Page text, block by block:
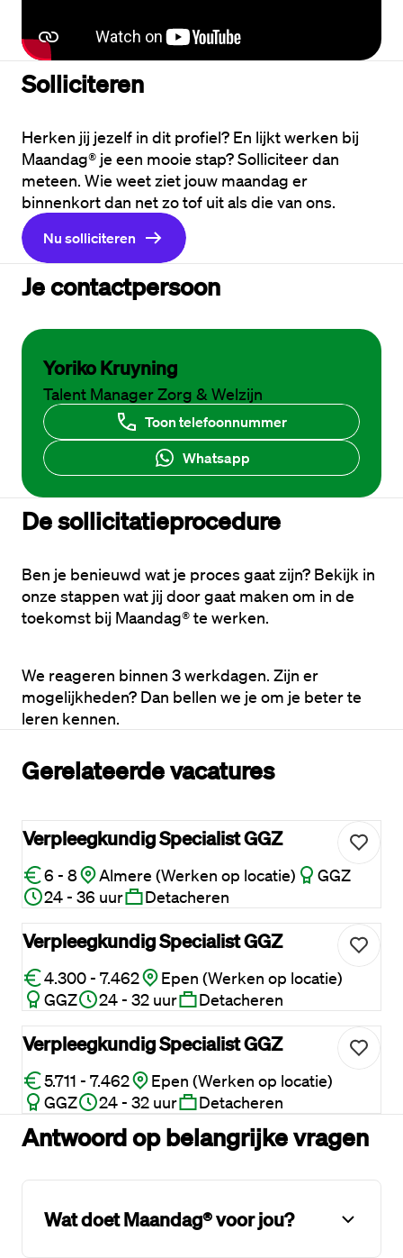
Solliciteren
Herken jij jezelf in dit profiel? En lijkt werken bij
Maandag® je een mooie stap? Solliciteer dan
meteen. Wie weet ziet jouw maandag er
binnenkort dan net zo tof uit als die van ons.
Nu solliciteren
Je contactpersoon
Yoriko Kruyning
Talent Manager Zorg & Welzijn
Toon telefoonnummer
Whatsapp
De sollicitatieprocedure
Ben je benieuwd wat je proces gaat zijn? Bekijk in
onze stappen wat jij door gaat maken om in de
toekomst bij Maandag® te werken.
We reageren binnen 3 werkdagen. Zijn er
mogelijkheden? Dan bellen we je om je beter te
leren kennen.
Gerelateerde vacatures
Verpleegkundig Specialist GGZ
6 - 8 Almere (Werken op locatie)
GGZ
24 - 36 uur
Detacheren
Verpleegkundig Specialist GGZ
4.300 - 7.462
Epen (Werken op locatie)
GGZ
24 - 32 uur Detacheren
Verpleegkundig Specialist GGZ
5.711 - 7.462
Epen (Werken op locatie)
GGZ
24 - 32 uur Detacheren
Antwoord op belangrijke vragen
Wat doet Maandag® voor jou?